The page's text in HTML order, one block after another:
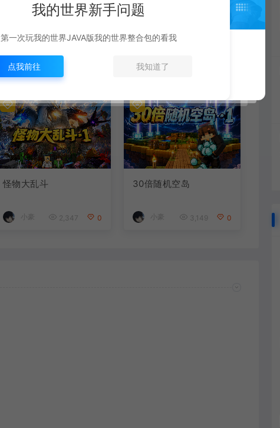
怪物大乱斗
小豪 2,347 0
30倍随机空岛
小豪 3,149 0
我的世界新手问题
第一次玩我的世界JAVA版我的世界整合包的看我
点我前往 我知道了